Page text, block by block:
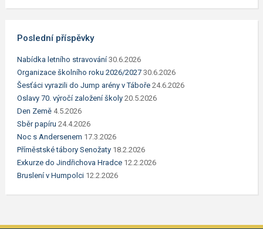
Poslední příspěvky
Nabídka letního stravování 30.6.2026
Organizace školního roku 2026/2027 30.6.2026
Šesťáci vyrazili do Jump arény v Táboře 24.6.2026
Oslavy 70. výročí založení školy 20.5.2026
Den Země 4.5.2026
Sběr papíru 24.4.2026
Noc s Andersenem 17.3.2026
Příměstské tábory Senožaty 18.2.2026
Exkurze do Jindřichova Hradce 12.2.2026
Bruslení v Humpolci 12.2.2026